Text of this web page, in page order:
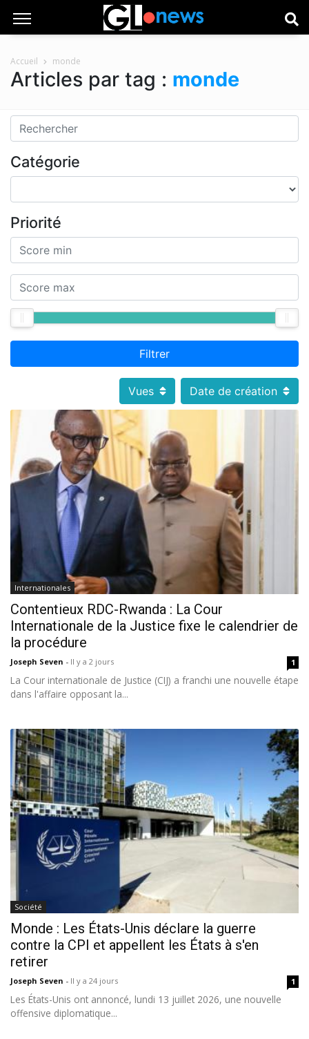
Accueil monde
Articles par tag : monde
Catégorie
Priorité
Filtrer
Vues Date de création
Internationales
Contentieux RDC-Rwanda : La Cour
Internationale de la Justice fixe le calendrier de
la procédure
Joseph Seven - Il y a 2 jours 1
La Cour internationale de Justice (CIJ) a franchi une nouvelle étape
dans l'affaire opposant la...
Société
Monde : Les États-Unis déclare la guerre
contre la CPI et appellent les États à s'en
retirer
Joseph Seven - Il y a 24 jours 1
Les États-Unis ont annoncé, lundi 13 juillet 2026, une nouvelle
offensive diplomatique...